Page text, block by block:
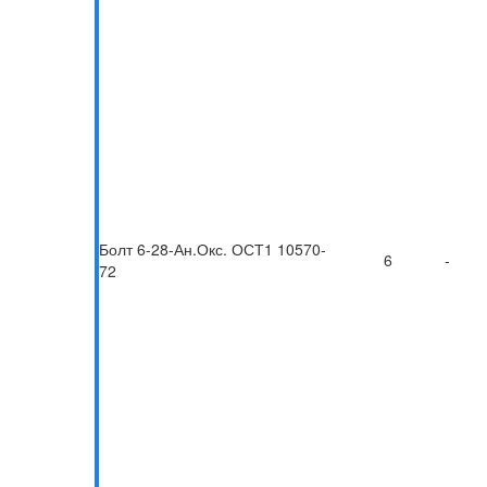
Болт 6-28-Ан.Окс. ОСТ1 10570-
72
6 -